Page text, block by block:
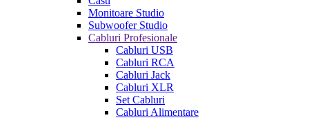
Monitoare Studio
Subwoofer Studio
Cabluri Profesionale
Cabluri USB
Cabluri RCA
Cabluri Jack
Cabluri XLR
Set Cabluri
Cabluri Alimentare